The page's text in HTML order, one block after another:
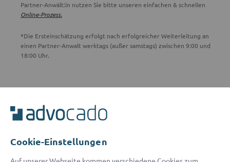
Partner-Anwält:in nutzen Sie bitte unseren einfachen & schnellen
Online-Prozess.
*Die Ersteinschätzung erfolgt nach erfolgreicher Weiterleitung an
einen Partner-Anwalt werktags (außer samstags) zwischen 9:00 und
18:00 Uhr.
Unser Serviceteam ist von 8:00 bis 17:00 Uhr für Sie erreichbar.
E-Mail:
service@advocado.com
Cookie-Einstellungen